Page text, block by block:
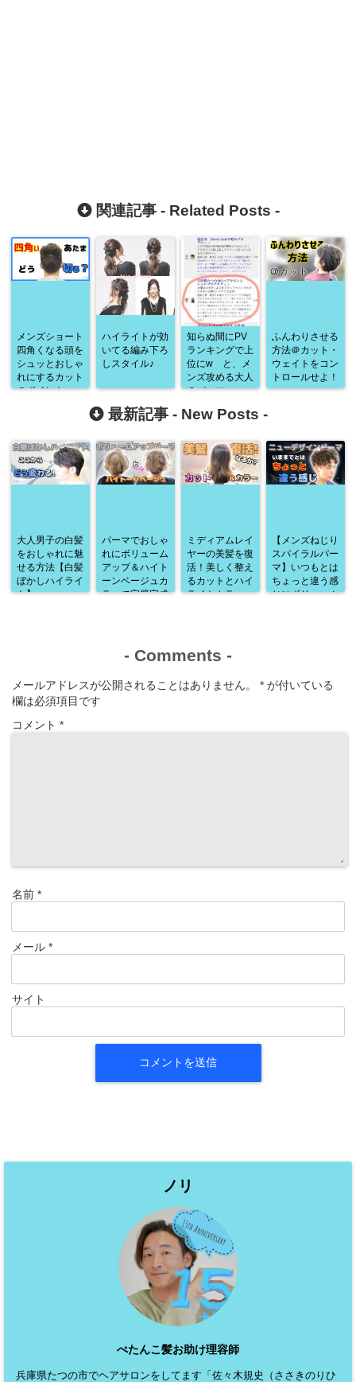
関連記事 - Related Posts -
メンズショート
四角くなる頭を
シュッとおしゃ
れにするカット
のポイント
ハイライトが効
いてる編み下ろ
しスタイル♪
知らぬ間にPV
ランキングで上
位にw と、メ
ンズ攻める大人
のパーマ♪
ふんわりさせる
方法＠カット・
ウェイトをコン
トロールせよ！
最新記事 - New Posts -
大人男子の白髪
をおしゃれに魅
せる方法【白髪
ぼかしハイライ
ト】
パーマでおしゃ
れにボリューム
アップ＆ハイト
ーンベージュカ
ラーで完璧完成
ミディアムレイ
ヤーの美髪を復
活！美しく整え
るカットとハイ
ライトカラー
【メンズねじり
スパイラルパー
マ】いつもとは
ちょっと違う感
じにボリューム
- Comments -
メールアドレスが公開されることはありません。 * が付いている
欄は必須項目です
コメント *
名前 *
メール *
サイト
ノリ
ぺたんこ髪お助け理容師
兵庫県たつの市でヘアサロンをしてます「佐々木規史（ささきのりひ